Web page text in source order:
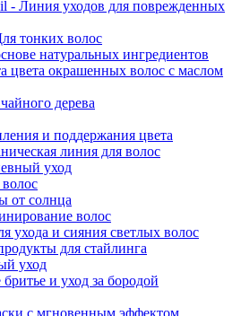
- Линия уходов для поврежденных
тонких волос
натуральных ингредиентов
цвета окрашенных волос с маслом
дерева
и поддержания цвета
линия для волос
уход
от солнца
волос
ухода и сияния светлых волос
для стайлинга
уход
и уход за бородой
с мгновенным эффектом